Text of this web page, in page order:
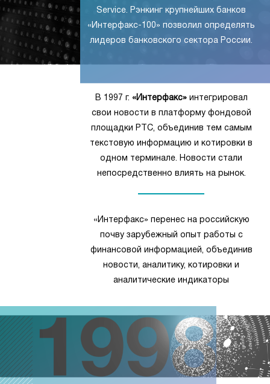
Service. Рэнкинг крупнейших банков
«Интерфакс-100» позволил определять
лидеров банковского сектора России.
В 1997 г. «Интерфакс»интегрировал
свои новости в платформу фондовой
площадки РТС, объединив тем самым
текстовую информацию и котировки в
одном терминале. Новости стали
непосредственно влиять на рынок.
«Интерфакс» перенес на российскую
почву зарубежный опыт работы с
финансовой информацией, объединив
новости, аналитику, котировки и
аналитические индикаторы